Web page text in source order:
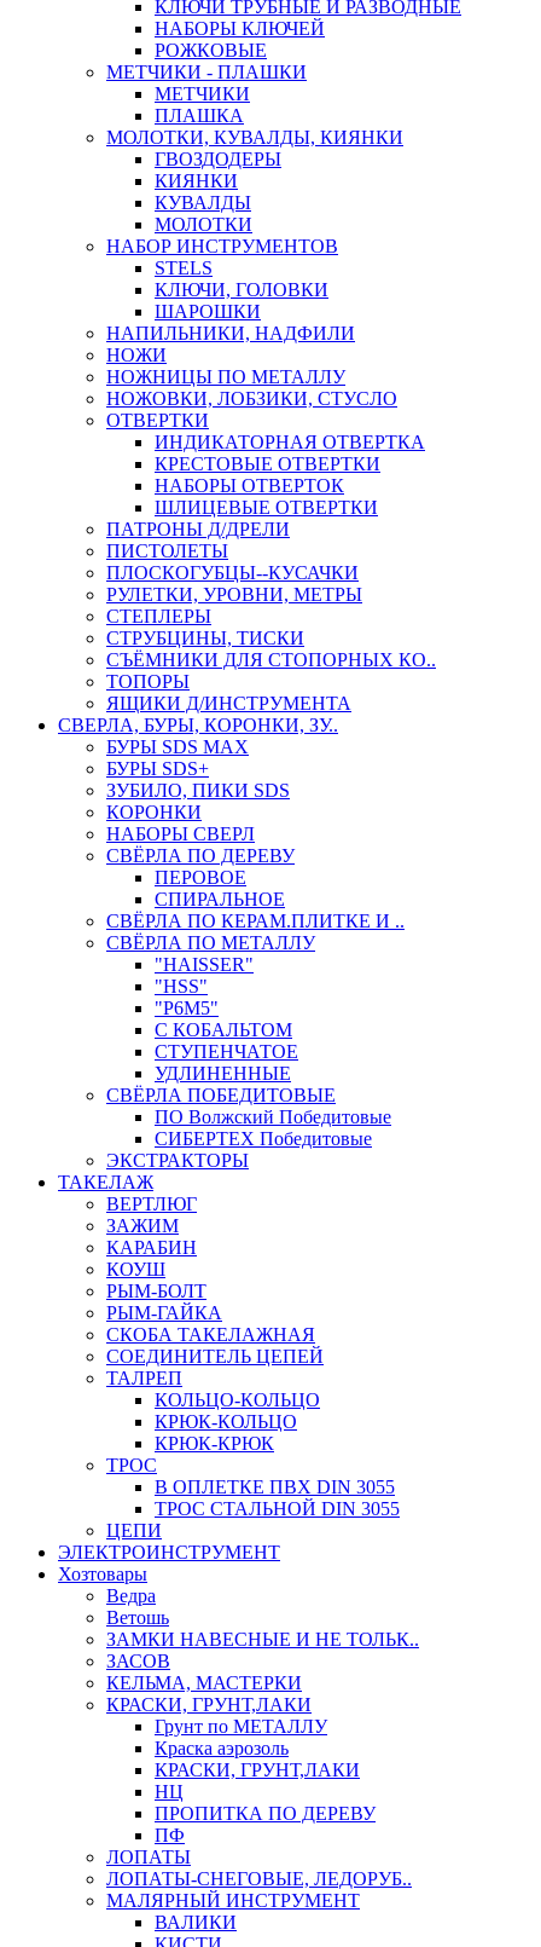
КЛЮЧИ ТРУБНЫЕ И РАЗВОДНЫЕ
НАБОРЫ КЛЮЧЕЙ
РОЖКОВЫЕ
МЕТЧИКИ - ПЛАШКИ
МЕТЧИКИ
ПЛАШКА
МОЛОТКИ, КУВАЛДЫ, КИЯНКИ
ГВОЗДОДЕРЫ
КИЯНКИ
КУВАЛДЫ
МОЛОТКИ
НАБОР ИНСТРУМЕНТОВ
STELS
КЛЮЧИ, ГОЛОВКИ
ШАРОШКИ
НАПИЛЬНИКИ, НАДФИЛИ
НОЖИ
НОЖНИЦЫ ПО МЕТАЛЛУ
НОЖОВКИ, ЛОБЗИКИ, СТУСЛО
ОТВЕРТКИ
ИНДИКАТОРНАЯ ОТВЕРТКА
КРЕСТОВЫЕ ОТВЕРТКИ
НАБОРЫ ОТВЕРТОК
ШЛИЦЕВЫЕ ОТВЕРТКИ
ПАТРОНЫ Д/ДРЕЛИ
ПИСТОЛЕТЫ
ПЛОСКОГУБЦЫ--КУСАЧКИ
РУЛЕТКИ, УРОВНИ, МЕТРЫ
СТЕПЛЕРЫ
СТРУБЦИНЫ, ТИСКИ
СЪЁМНИКИ ДЛЯ СТОПОРНЫХ КО..
ТОПОРЫ
ЯЩИКИ Д/ИНСТРУМЕНТА
СВЕРЛА, БУРЫ, КОРОНКИ, ЗУ..
БУРЫ SDS MAX
БУРЫ SDS+
ЗУБИЛО, ПИКИ SDS
КОРОНКИ
НАБОРЫ СВЕРЛ
СВЁРЛА ПО ДЕРЕВУ
ПЕРОВОЕ
СПИРАЛЬНОЕ
СВЁРЛА ПО КЕРАМ.ПЛИТКЕ И ..
СВЁРЛА ПО МЕТАЛЛУ
"HAISSER"
"HSS"
"Р6М5"
С КОБАЛЬТОМ
СТУПЕНЧАТОЕ
УДЛИНЕННЫЕ
СВЁРЛА ПОБЕДИТОВЫЕ
ПО Волжский Победитовые
СИБЕРТЕХ Победитовые
ЭКСТРАКТОРЫ
ТАКЕЛАЖ
ВЕРТЛЮГ
ЗАЖИМ
КАРАБИН
КОУШ
РЫМ-БОЛТ
РЫМ-ГАЙКА
СКОБА ТАКЕЛАЖНАЯ
СОЕДИНИТЕЛЬ ЦЕПЕЙ
ТАЛРЕП
КОЛЬЦО-КОЛЬЦО
КРЮК-КОЛЬЦО
КРЮК-КРЮК
ТРОС
В ОПЛЕТКЕ ПВХ DIN 3055
ТРОС СТАЛЬНОЙ DIN 3055
ЦЕПИ
ЭЛЕКТРОИНСТРУМЕНТ
Хозтовары
Ведра
Ветошь
ЗАМКИ НАВЕСНЫЕ И НЕ ТОЛЬК..
ЗАСОВ
КЕЛЬМА, МАСТЕРКИ
КРАСКИ, ГРУНТ,ЛАКИ
Грунт по МЕТАЛЛУ
Краска аэрозоль
КРАСКИ, ГРУНТ,ЛАКИ
НЦ
ПРОПИТКА ПО ДЕРЕВУ
ПФ
ЛОПАТЫ
ЛОПАТЫ-СНЕГОВЫЕ, ЛЕДОРУБ..
МАЛЯРНЫЙ ИНСТРУМЕНТ
ВАЛИКИ